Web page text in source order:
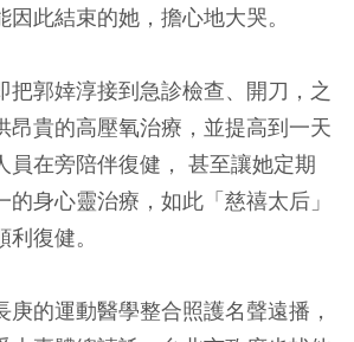
此結束的她，擔心地大哭。
把郭婞淳接到急診檢查、開刀，之
昂貴的高壓氧治療，並提高到一天
員在旁陪伴復健， 甚至讓她定期
身心靈治療，如此「慈禧太后」
復健。
庚的運動醫學整合照護名聲遠播，